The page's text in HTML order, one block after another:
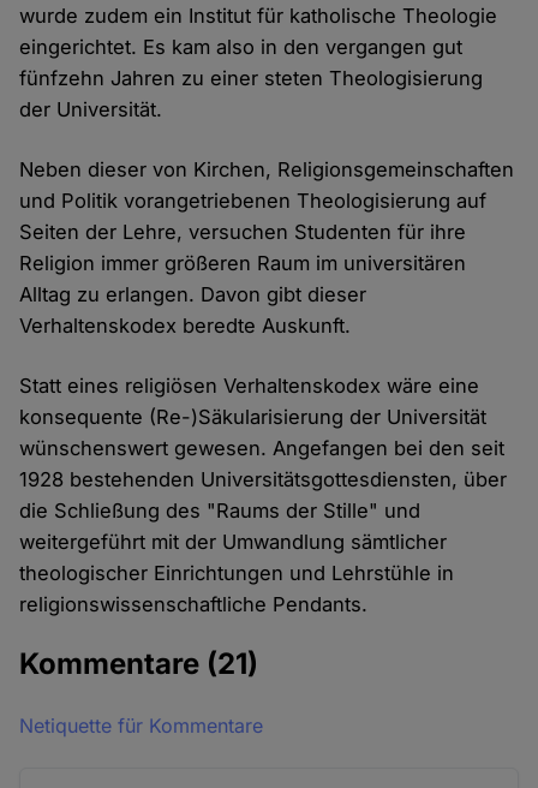
wurde zudem ein Institut für katholische Theologie
eingerichtet. Es kam also in den vergangen gut
fünfzehn Jahren zu einer steten Theologisierung
der Universität.
Neben dieser von Kirchen, Religionsgemeinschaften
und Politik vorangetriebenen Theologisierung auf
Seiten der Lehre, versuchen Studenten für ihre
Religion immer größeren Raum im universitären
Alltag zu erlangen. Davon gibt dieser
Verhaltenskodex beredte Auskunft.
Statt eines religiösen Verhaltenskodex wäre eine
konsequente (Re-)Säkularisierung der Universität
wünschenswert gewesen. Angefangen bei den seit
1928 bestehenden Universitätsgottesdiensten, über
die Schließung des "Raums der Stille" und
weitergeführt mit der Umwandlung sämtlicher
theologischer Einrichtungen und Lehrstühle in
religionswissenschaftliche Pendants.
Kommentare (21)
Netiquette für Kommentare